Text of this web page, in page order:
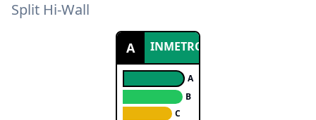
Split Hi-Wall
A INMETRO
A
B
C